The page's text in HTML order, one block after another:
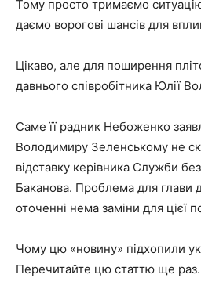
Тому просто тримаємо
даємо ворогові шансів для
Цікаво, але для поширення
давнього співробітника Юлії
Саме її радник Небоженко
Володимиру Зеленському не
відставку керівника Служби
Баканова. Проблема для глави
оточенні нема заміни для цієї
Чому цю «новину» підхопили
Перечитайте цю статтю ще раз.